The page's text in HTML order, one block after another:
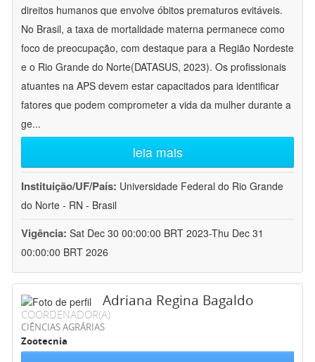
direitos humanos que envolve óbitos prematuros evitáveis.
No Brasil, a taxa de mortalidade materna permanece como
foco de preocupação, com destaque para a Região Nordeste
e o Rio Grande do Norte(DATASUS, 2023). Os profissionais
atuantes na APS devem estar capacitados para identificar
fatores que podem comprometer a vida da mulher durante a
ge...
leia mais
Instituição/UF/País: Universidade Federal do Rio Grande
do Norte - RN - Brasil
Vigência: Sat Dec 30 00:00:00 BRT 2023-Thu Dec 31
00:00:00 BRT 2026
Adriana Regina Bagaldo
COORDENADOR(A)
CIÊNCIAS AGRÁRIAS
Zootecnia